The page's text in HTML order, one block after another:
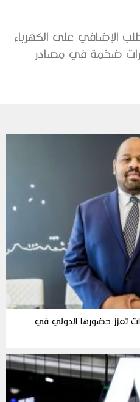
الإضافي على الكهرباء
ضخمة في مصادر
تعزز حضورها الدولي في